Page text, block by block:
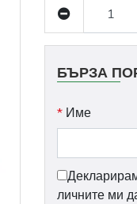
БЪРЗА
* Име
личните ми